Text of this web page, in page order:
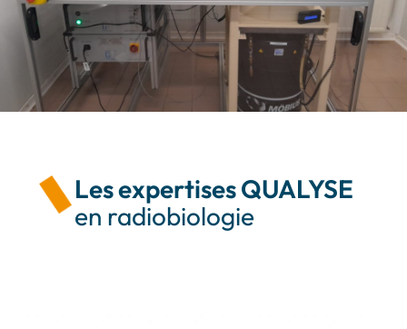
Les expertises QUALYSE
en radiobiologie